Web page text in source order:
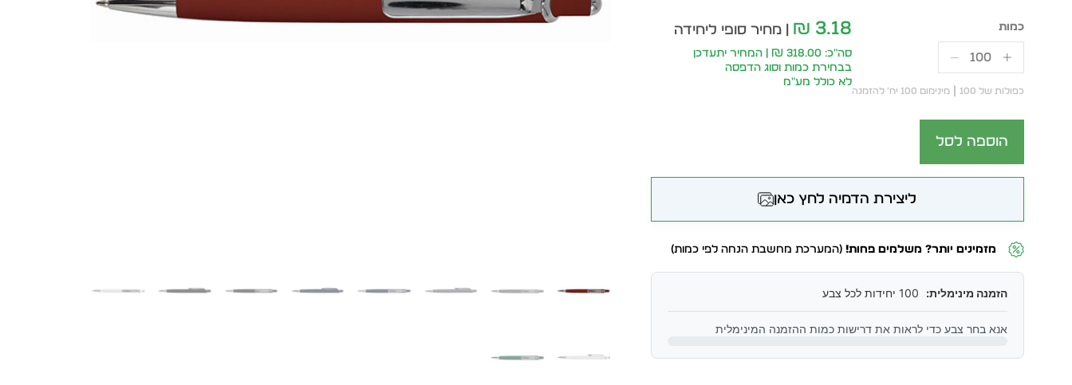
כפולות של 100 מינימום 100 יח׳ להזמנה
₪ 3.18 | מחיר סופי ליחידה
סה״כ: 318.00 ₪ | המחיר יתעדכן
בבחירת כמות וסוג הדפסה
לא כולל מע״מ
הוספה לסל
ליצירת הדמיה לחץ כאן
מזמינים יותר? משלמים פחות! (המערכת מחשבת הנחה לפי כמות)
הזמנה מינימלית:
אנא בחר צבע כדי לראות את דרישות כמות ההזמנה המינימלית